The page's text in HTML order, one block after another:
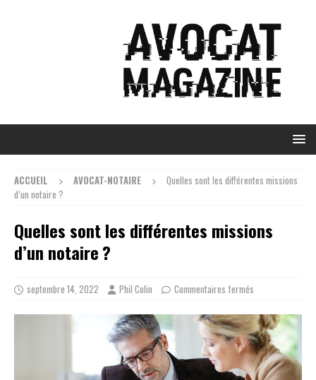
ACCUEIL AVOCAT-NOTAIRE
Quelles sont les différentes missions
d’un notaire ?
Quelles sont les différentes missions
d’un notaire ?
septembre 14, 2022 Phil Colin Commentaires fermés